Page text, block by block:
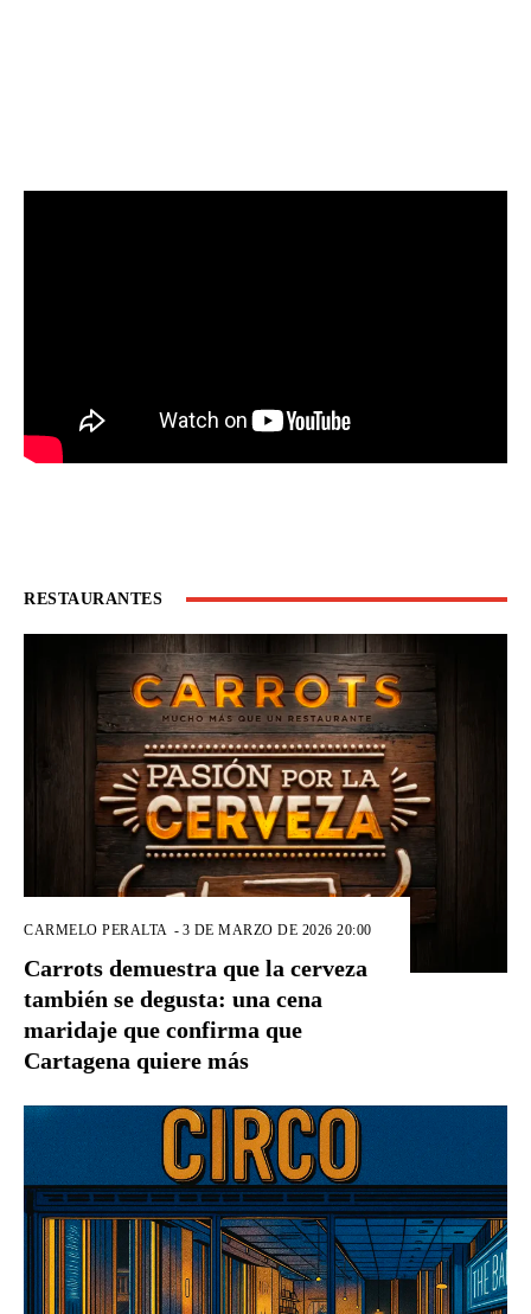
RESTAURANTES
CARMELO PERALTA - 3 DE MARZO DE 2026 20:00
Carrots demuestra que la cerveza
también se degusta: una cena
maridaje que confirma que
Cartagena quiere más